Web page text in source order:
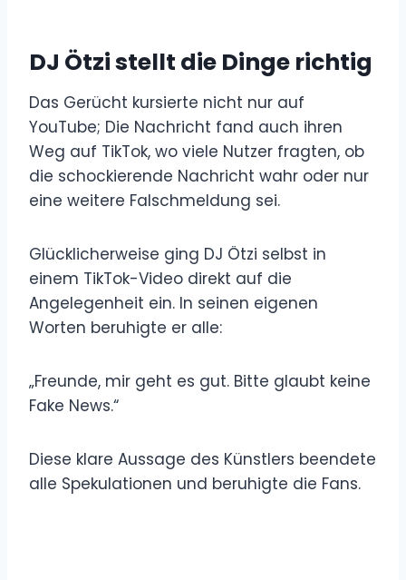
DJ Ötzi stellt die Dinge richtig
Das Gerücht kursierte nicht nur auf
YouTube; Die Nachricht fand auch ihren
Weg auf TikTok, wo viele Nutzer fragten, ob
die schockierende Nachricht wahr oder nur
eine weitere Falschmeldung sei.
Glücklicherweise ging DJ Ötzi selbst in
einem TikTok-Video direkt auf die
Angelegenheit ein. In seinen eigenen
Worten beruhigte er alle:
„Freunde, mir geht es gut. Bitte glaubt keine
Fake News.“
Diese klare Aussage des Künstlers beendete
alle Spekulationen und beruhigte die Fans.